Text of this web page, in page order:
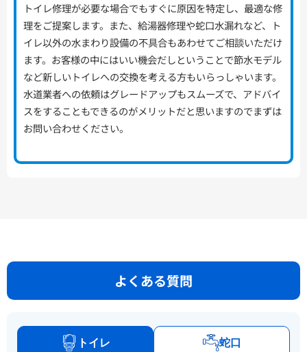
トイレ修理が必要な場合でもすぐに原因を特定し、最適な修
理をご提案します。また、給湯器修理や蛇口水漏れなど、ト
イレ以外の水まわり設備の不具合もあわせてご相談いただけ
ます。お客様の中にはいい機会だしということで節水モデル
など新しいトイレへの交換を考える方もいらっしゃいます。
水道業者への依頼はグレードアップもスムーズで、アドバイ
スをすることもできるのがメリットだと思いますのでまずは
お問い合わせください。
よくある質問
トイレ 蛇口